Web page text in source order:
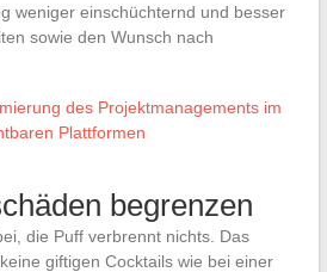
weniger einschüchternd und besser
sowie den Wunsch nach
des Projektmanagements im
Plattformen
begrenzen
die Puff verbrennt nichts. Das
giftigen Cocktails wie bei einer